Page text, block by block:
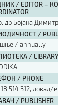
/ EDITOR –
др Бојана
/
/ annually
/ LIBRARY
/ PHONE
514 312, локал/
/ PUBLISHER